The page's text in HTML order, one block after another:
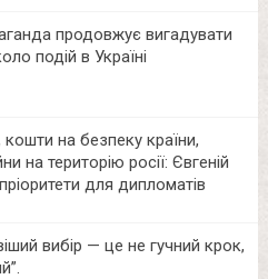
продовжує вигадувати
подій в Україні
на безпеку країни,
на територію росії: Євгеній
для дипломатів
вибір — це не гучний крок,